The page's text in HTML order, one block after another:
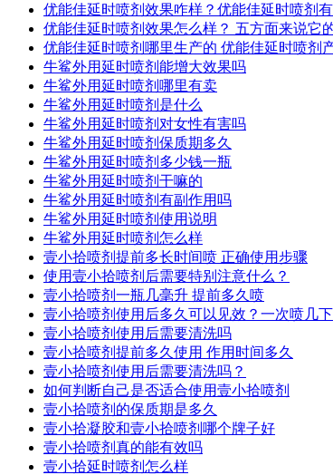
优能佳延时喷剂效果咋样？优能佳延时喷剂
优能佳延时喷剂效果怎么样？ 五方面来说它
优能佳延时喷剂哪里生产的 优能佳延时喷剂
牛鲨外用延时喷剂能增大效果吗
牛鲨外用延时喷剂哪里有卖
牛鲨外用延时喷剂是什么
牛鲨外用延时喷剂对女性有害吗
牛鲨外用延时喷剂保质期多久
牛鲨外用延时喷剂多少钱一瓶
牛鲨外用延时喷剂干嘛的
牛鲨外用延时喷剂有副作用吗
牛鲨外用延时喷剂使用说明
牛鲨外用延时喷剂怎么样
壹小拾喷剂提前多长时间喷 正确使用步骤
使用壹小拾喷剂后需要特别注意什么？
壹小拾喷剂一瓶几毫升 提前多久喷
壹小拾喷剂使用后多久可以见效？一次喷几下
壹小拾喷剂使用后需要清洗吗
壹小拾喷剂提前多久使用 作用时间多久
壹小拾喷剂使用后需要清洗吗？
如何判断自己是否适合使用壹小拾喷剂
壹小拾喷剂的保质期是多久
壹小拾凝胶和壹小拾喷剂哪个牌子好
壹小拾喷剂真的能有效吗
壹小拾延时喷剂怎么样